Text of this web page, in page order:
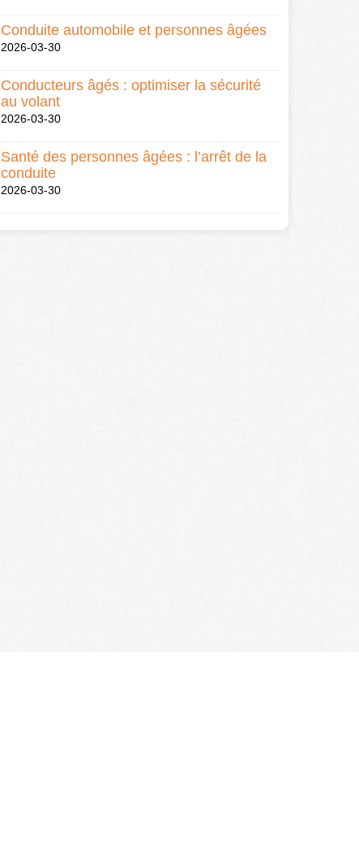
Conduite automobile et personnes âgées
2026-03-30
Conducteurs âgés : optimiser la sécurité
au volant
2026-03-30
Santé des personnes âgées : l’arrêt de la
conduite
2026-03-30